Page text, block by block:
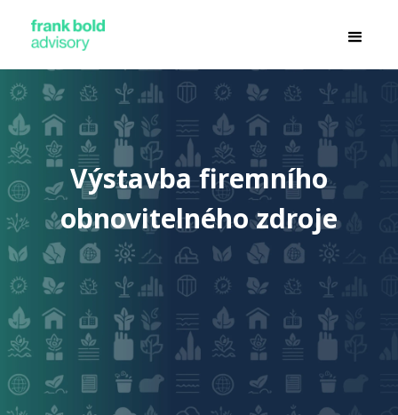
Výstavba firemního
obnovitelného zdroje